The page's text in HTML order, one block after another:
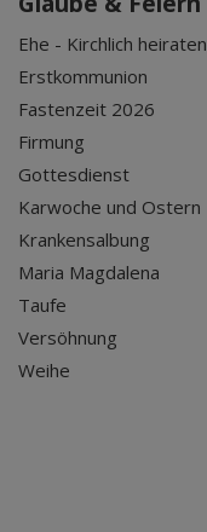
Ehe - Kirchlich heiraten
Erstkommunion
Fastenzeit 2026
Firmung
Gottesdienst
Karwoche und Ostern
Krankensalbung
Maria Magdalena
Taufe
Versöhnung
Weihe